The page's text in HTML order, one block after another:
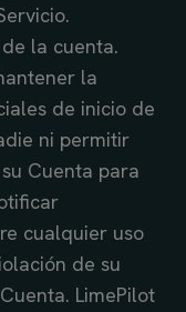
la cuenta.
la
de inicio de
ni permitir
Cuenta para
cualquier uso
de su
LimePilot